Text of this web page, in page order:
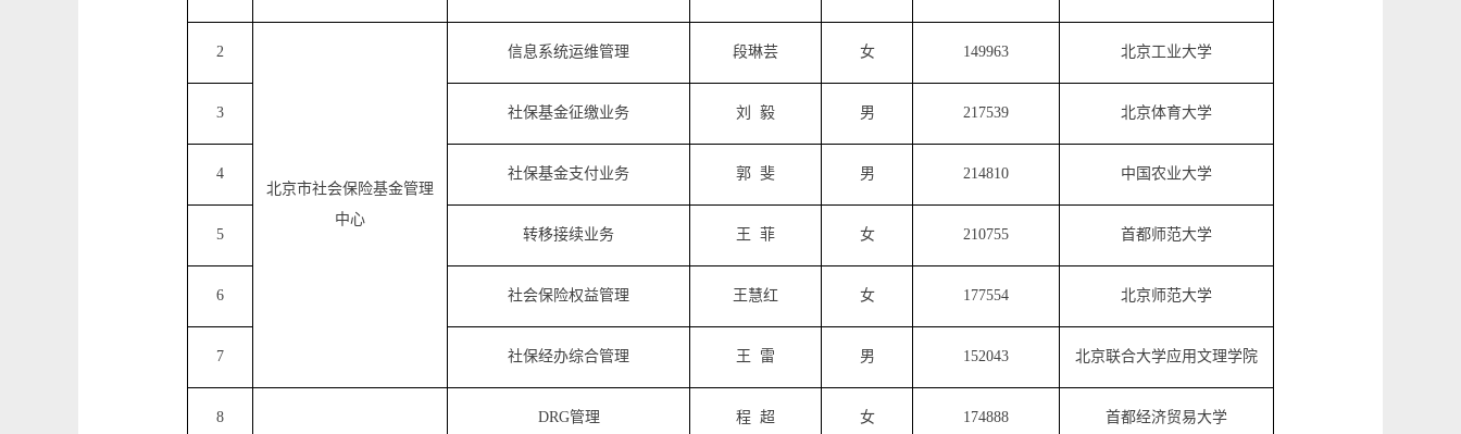
2
北京市社会保险基金管理
中心
信息系统运维管理 段琳芸 女 149963 北京工业大学
3 社保基金征缴业务 刘 毅 男 217539 北京体育大学
4 社保基金支付业务 郭 斐 男 214810 中国农业大学
5 转移接续业务 王 菲 女 210755 首都师范大学
6 社会保险权益管理 王慧红 女 177554 北京师范大学
7 社保经办综合管理 王 雷 男 152043 北京联合大学应用文理学院
8 DRG管理 程 超 女 174888 首都经济贸易大学